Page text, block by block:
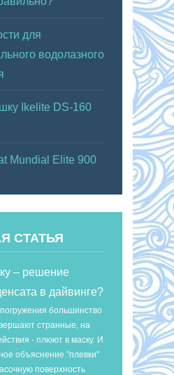
для
водолазного
Ikelite DS-160
Mundial Elite 900
СТАТЬЯ
– решение
в дайвинге?
большинство
странные, на
- плюют в маску. И
объяснение "плевки"
поверхность